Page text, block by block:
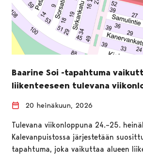
Baarine Soi -tapahtuma
liikenteeseen tulevana
20 heinäkuun, 2026
Tulevana viikonloppuna 24.–25.
Kalevanpuistossa järjestetään
tapahtuma, joka vaikuttaa alueen